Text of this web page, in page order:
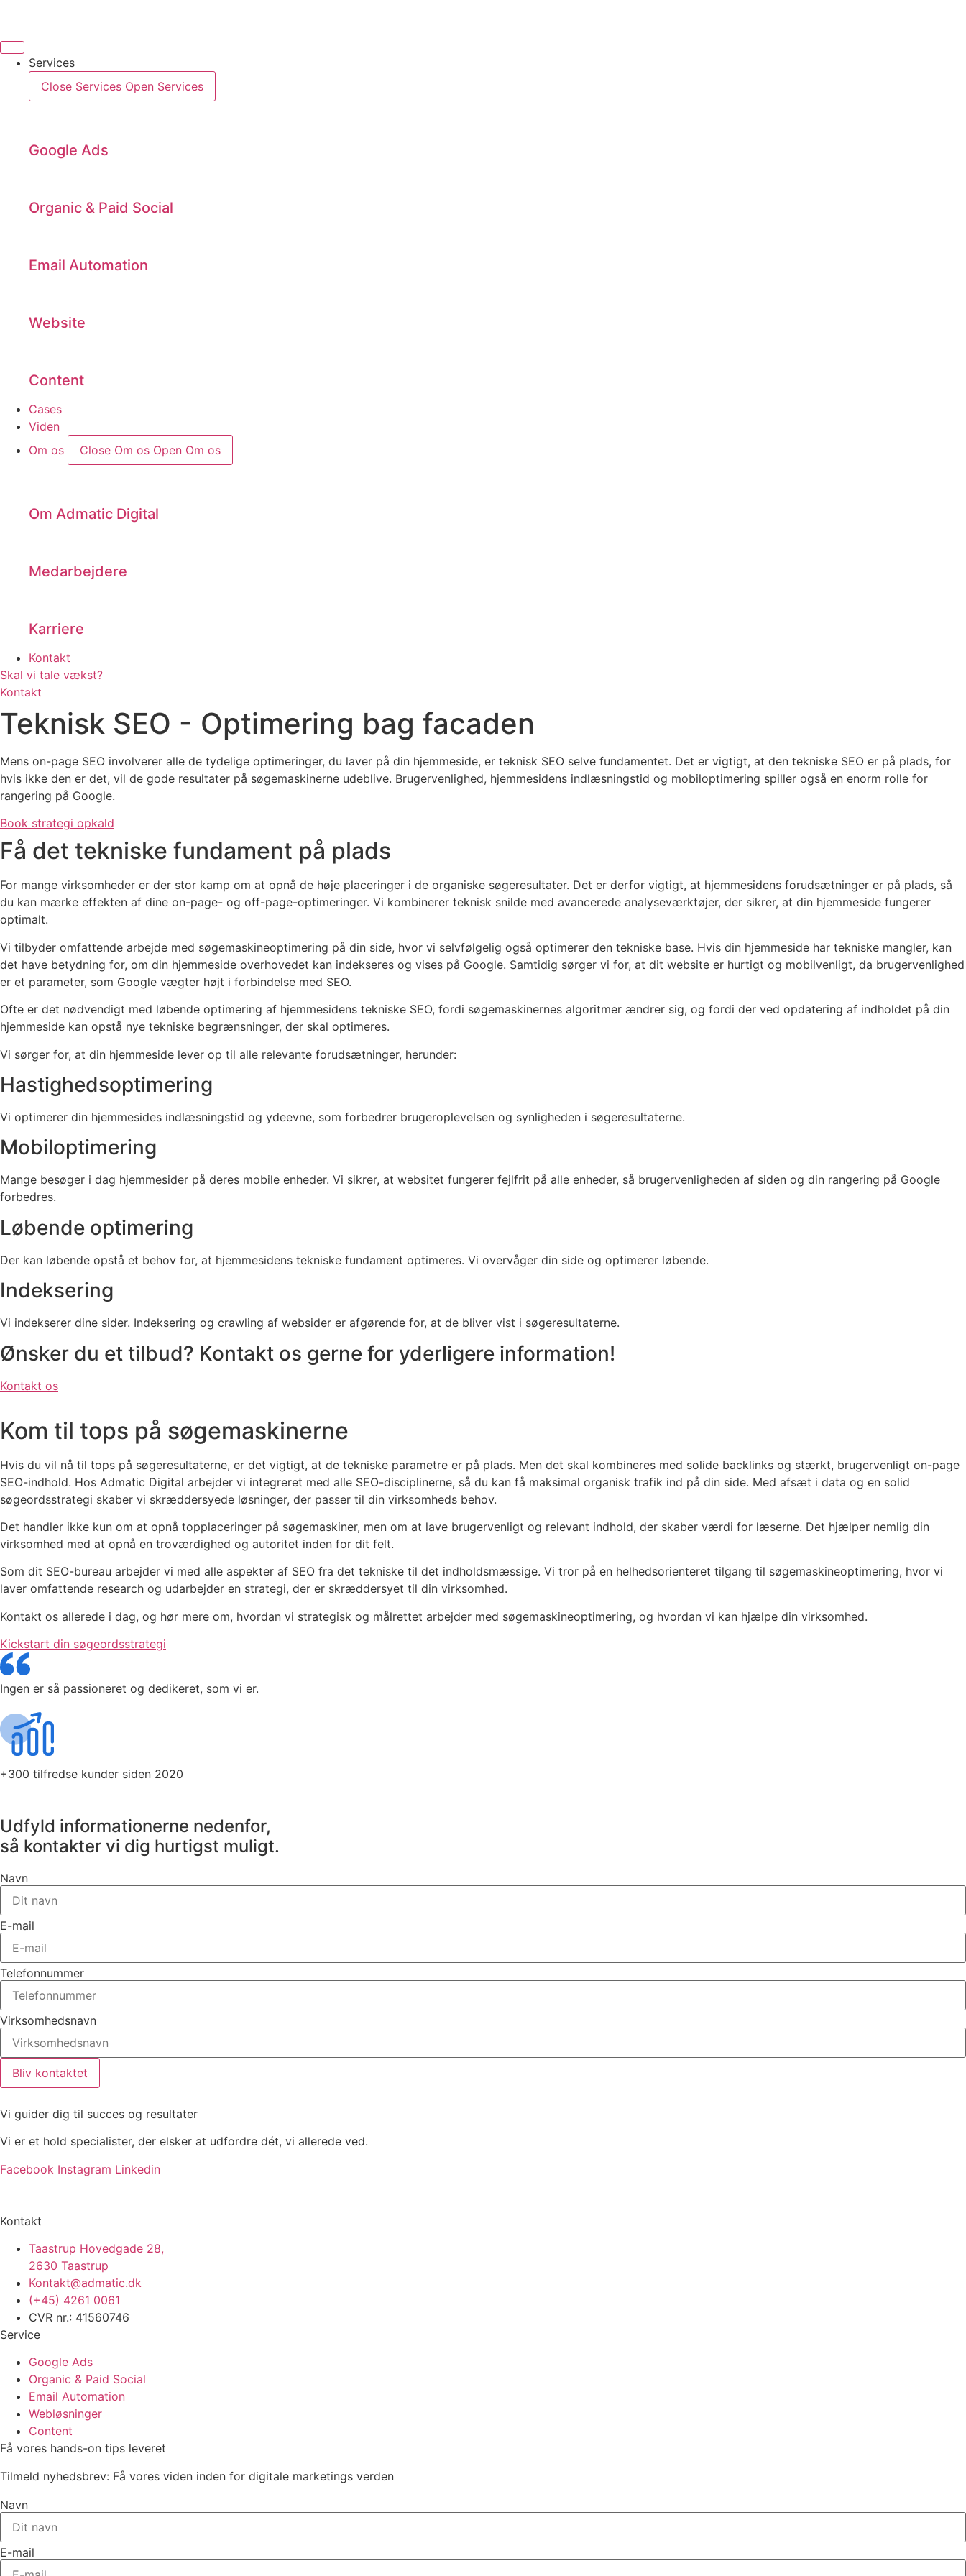
indhold
Services
Close Services Open Services
Google Ads
Organic & Paid Social
Email Automation
Website
Content
Cases
Viden
Om os
Close Om os Open Om os
Om Admatic Digital
Medarbejdere
Karriere
Kontakt
Skal vi tale vækst?
Kontakt
Teknisk SEO - Optimering bag facaden
Mens on-page SEO involverer alle de tydelige optimeringer, du laver på din hjemmeside, er teknisk SEO selve fundamentet. Det er vigtigt, at den tekniske SEO er på plads, for
hvis ikke den er det, vil de gode resultater på søgemaskinerne udeblive. Brugervenlighed, hjemmesidens indlæsningstid og mobiloptimering spiller også en enorm rolle for
rangering på Google.
Book strategi opkald
Få det tekniske fundament på plads
For mange virksomheder er der stor kamp om at opnå de høje placeringer i de organiske søgeresultater. Det er derfor vigtigt, at hjemmesidens forudsætninger er på plads, så
du kan mærke effekten af dine on-page- og off-page-optimeringer. Vi kombinerer teknisk snilde med avancerede analyseværktøjer, der sikrer, at din hjemmeside fungerer
optimalt.
Vi tilbyder omfattende arbejde med søgemaskineoptimering på din side, hvor vi selvfølgelig også optimerer den tekniske base. Hvis din hjemmeside har tekniske mangler, kan
det have betydning for, om din hjemmeside overhovedet kan indekseres og vises på Google. Samtidig sørger vi for, at dit website er hurtigt og mobilvenligt, da brugervenlighed
er et parameter, som Google vægter højt i forbindelse med SEO.
Ofte er det nødvendigt med løbende optimering af hjemmesidens tekniske SEO, fordi søgemaskinernes algoritmer ændrer sig, og fordi der ved opdatering af indholdet på din
hjemmeside kan opstå nye tekniske begrænsninger, der skal optimeres.
Vi sørger for, at din hjemmeside lever op til alle relevante forudsætninger, herunder:
Hastighedsoptimering
Vi optimerer din hjemmesides indlæsningstid og ydeevne, som forbedrer brugeroplevelsen og synligheden i søgeresultaterne.
Mobiloptimering
Mange besøger i dag hjemmesider på deres mobile enheder. Vi sikrer, at websitet fungerer fejlfrit på alle enheder, så brugervenligheden af siden og din rangering på Google
forbedres.
Løbende optimering
Der kan løbende opstå et behov for, at hjemmesidens tekniske fundament optimeres. Vi overvåger din side og optimerer løbende.
Indeksering
Vi indekserer dine sider. Indeksering og crawling af websider er afgørende for, at de bliver vist i søgeresultaterne.
Ønsker du et tilbud? Kontakt os gerne for yderligere information!
Kontakt os
Kom til tops på søgemaskinerne
Hvis du vil nå til tops på søgeresultaterne, er det vigtigt, at de tekniske parametre er på plads. Men det skal kombineres med solide backlinks og stærkt, brugervenligt on-page
SEO-indhold. Hos Admatic Digital arbejder vi integreret med alle SEO-disciplinerne, så du kan få maksimal organisk trafik ind på din side. Med afsæt i data og en solid
søgeordsstrategi skaber vi skræddersyede løsninger, der passer til din virksomheds behov.
Det handler ikke kun om at opnå topplaceringer på søgemaskiner, men om at lave brugervenligt og relevant indhold, der skaber værdi for læserne. Det hjælper nemlig din
virksomhed med at opnå en troværdighed og autoritet inden for dit felt.
Som dit SEO-bureau arbejder vi med alle aspekter af SEO fra det tekniske til det indholdsmæssige. Vi tror på en helhedsorienteret tilgang til søgemaskineoptimering, hvor vi
laver omfattende research og udarbejder en strategi, der er skræddersyet til din virksomhed.
Kontakt os allerede i dag, og hør mere om, hvordan vi strategisk og målrettet arbejder med søgemaskineoptimering, og hvordan vi kan hjælpe din virksomhed.
Kickstart din søgeordsstrategi
Ingen er så passioneret og dedikeret, som vi er.
+300 tilfredse kunder siden 2020
Udfyld informationerne nedenfor,
så kontakter vi dig hurtigst muligt.
Navn
E-mail
Telefonnummer
Virksomhedsnavn
Bliv kontaktet
Vi guider dig til succes og resultater
Vi er et hold specialister, der elsker at udfordre dét, vi allerede ved.
Facebook Instagram Linkedin
Kontakt
Taastrup Hovedgade 28,
2630 Taastrup
Kontakt@admatic.dk
(+45) 4261 0061
CVR nr.: 41560746
Service
Google Ads
Organic & Paid Social
Email Automation
Webløsninger
Content
Få vores hands-on tips leveret
Tilmeld nyhedsbrev: Få vores viden inden for digitale marketings verden
Navn
E-mail